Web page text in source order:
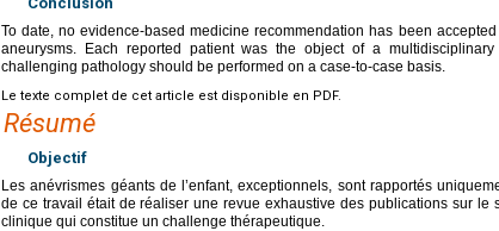
To date, no evidence-based medicine recommendation has been
aneurysms. Each reported patient was the object of a
challenging pathology should be performed on a case-to-case basis.
Le texte complet de cet article est disponible en PDF.
Résumé
Objectif
Les anévrismes géants de l’enfant, exceptionnels, sont rapportés
de ce travail était de réaliser une revue exhaustive des publications sur le
clinique qui constitue un challenge thérapeutique.